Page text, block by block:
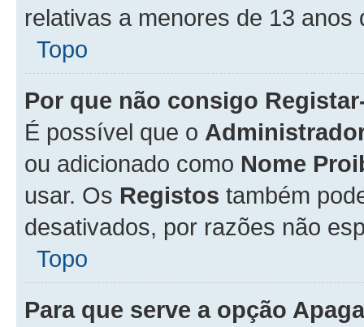
relativas a menores de 13 anos
Topo
Por que não consigo
É possível que o
ou adicionado como Nome
usar. Os Registos também
desativados, por razões não
Topo
Para que serve a opção